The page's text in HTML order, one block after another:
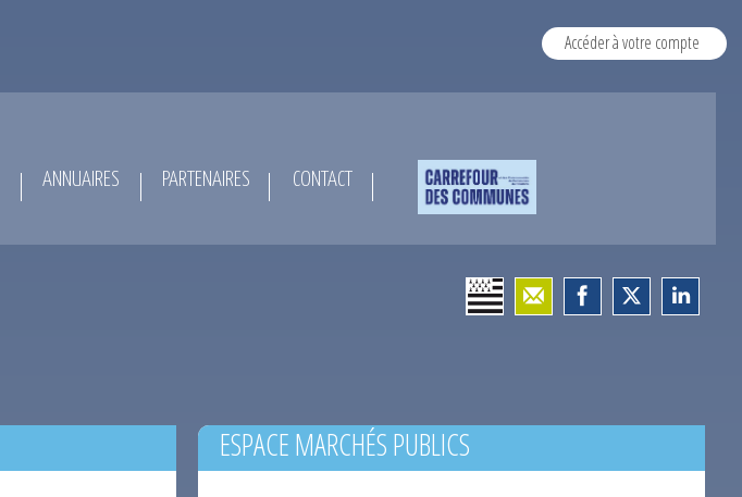
Accéder à votre compte
ANNUAIRES PARTENAIRES CONTACT
ESPACE MARCHÉS PUBLICS